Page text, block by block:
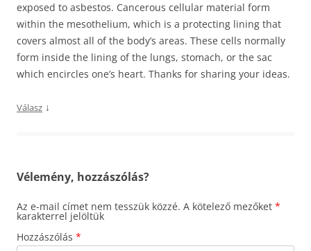
exposed to asbestos. Cancerous cellular material form
within the mesothelium, which is a protecting lining that
covers almost all of the body’s areas. These cells normally
form inside the lining of the lungs, stomach, or the sac
which encircles one’s heart. Thanks for sharing your ideas.
Válasz ↓
Vélemény, hozzászólás?
Az e-mail címet nem tesszük közzé. A kötelező mezőket *
karakterrel jelöltük
Hozzászólás *